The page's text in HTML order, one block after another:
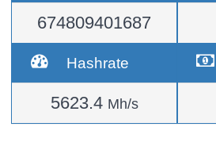
674809401687
Hashrate
5623.4 Mh/s